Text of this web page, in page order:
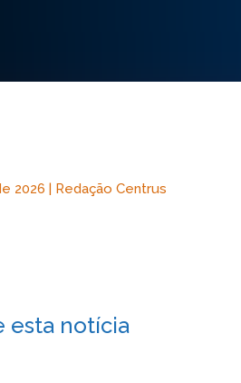
2026 | Redação Centrus
esta notícia